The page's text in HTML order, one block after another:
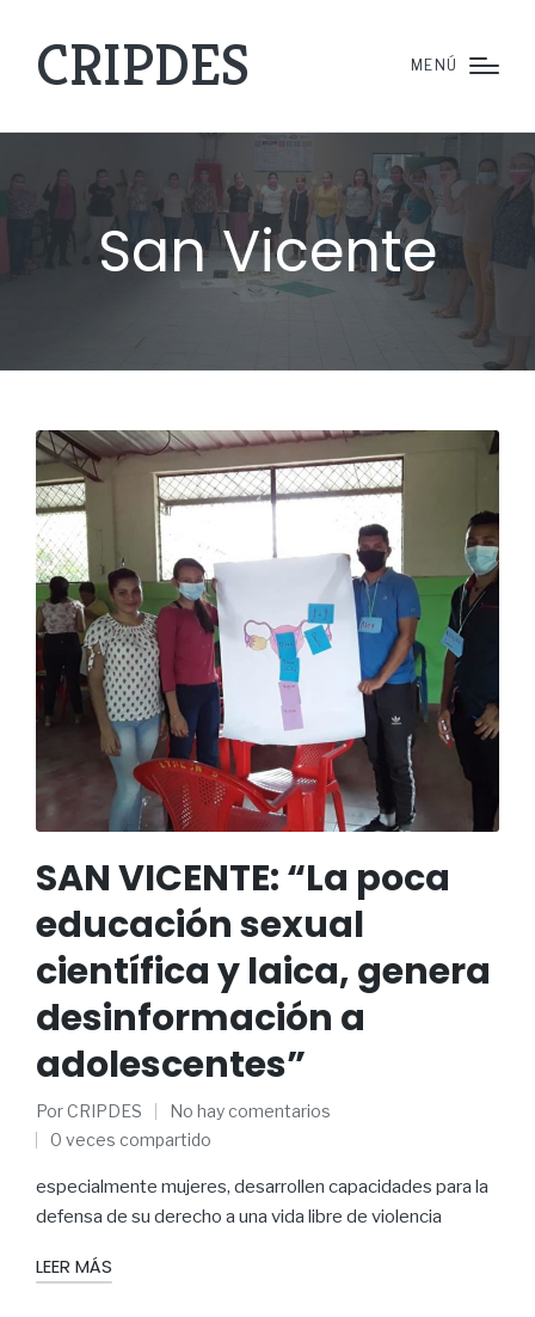
CRIPDES MENÚ
San Vicente
SAN VICENTE: “La poca
educación sexual
científica y laica, genera
desinformación a
adolescentes”
PorCRIPDES
No hay comentarios
0 veces compartido
especialmente mujeres, desarrollen capacidades para la
defensa de su derecho a una vida libre de violencia
LEER MÁS